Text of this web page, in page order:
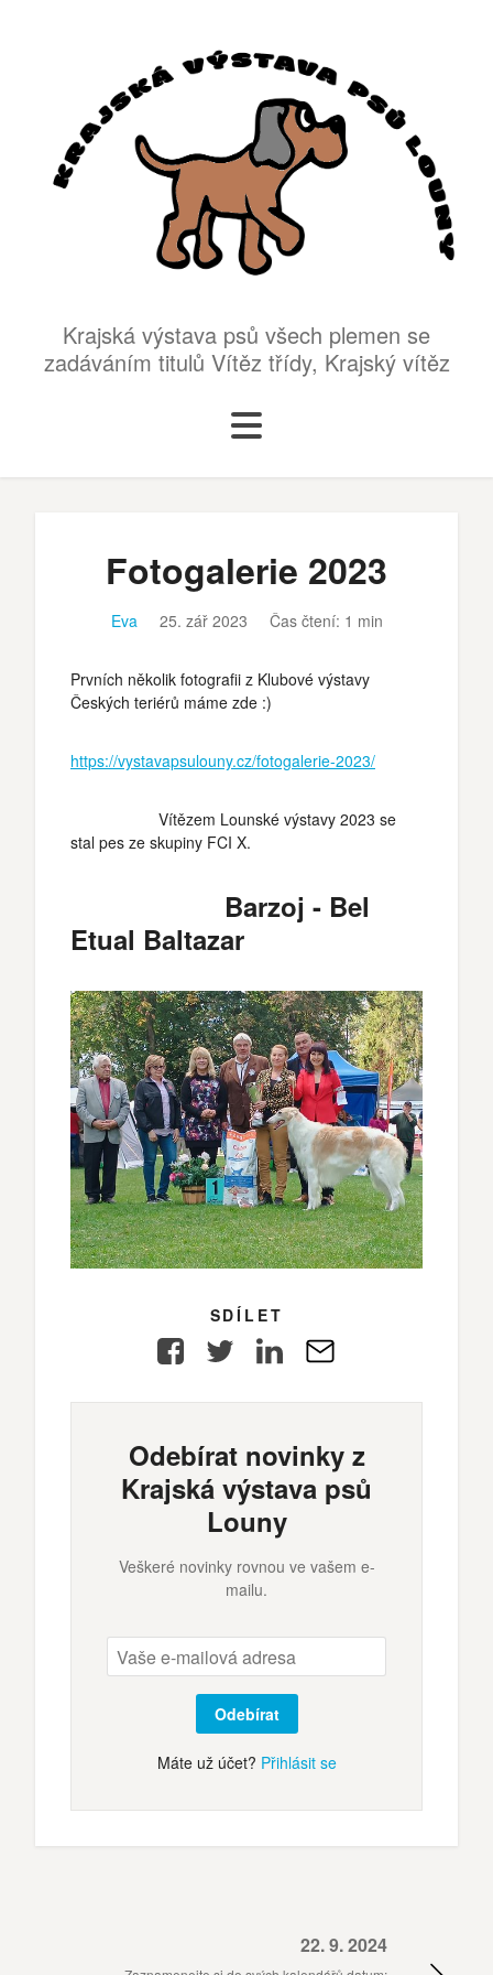
Krajská výstava psů všech plemen se
zadáváním titulů Vítěz třídy, Krajský vítěz
Fotogalerie 2023
Eva 25. zář 2023 Čas čtení: 1 min
Prvních několik fotografii z Klubové výstavy
Českých teriérů máme zde :)
https://vystavapsulouny.cz/fotogalerie-2023/
Vítězem Lounské výstavy 2023 se
stal pes ze skupiny FCI X.
Barzoj - Bel
Etual Baltazar
SDÍLET
FacebookTwitter LinkedIn
Odebírat novinky z
Krajská výstava psů
Louny
Veškeré novinky rovnou ve vašem e-
mailu.
Odebírat
Máte už účet? Přihlásit se
22. 9. 2024